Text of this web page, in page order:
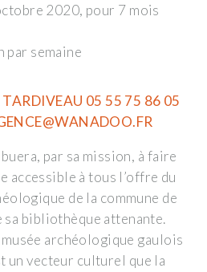
2020, pour 7 mois
par semaine
05 55 75 86 05
par sa mission, à faire
accessible à tous l’offre du
de la commune de
sa bibliothèque attenante.
archéologique gaulois
un vecteur culturel que la